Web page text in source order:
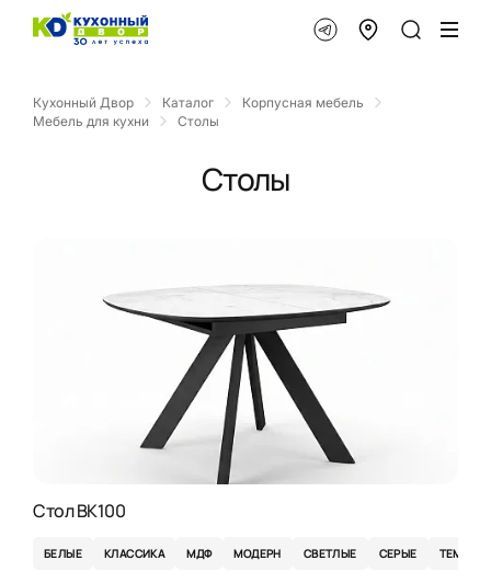
Кухонный Двор Каталог
Корпусная мебель
Мебель для кухни
Столы
Столы
Стол BK100
БЕЛЫЕ КЛАССИКА МДФ МОДЕРН СВЕТЛЫЕ СЕРЫЕ ТЕМНЫЕ